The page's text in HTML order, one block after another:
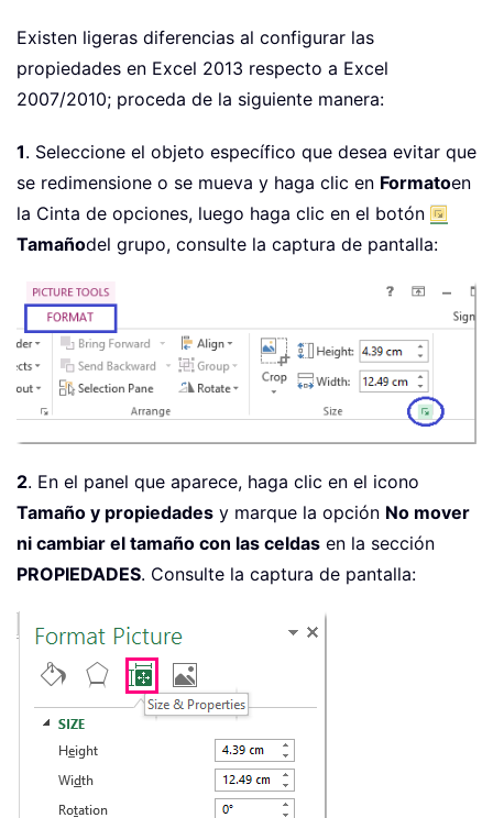
Existen ligeras diferencias al configurar las
propiedades en Excel 2013 respecto a Excel
2007/2010; proceda de la siguiente manera:
1. Seleccione el objeto específico que desea evitar que
se redimensione o se mueva y haga clic en Formatoen
la Cinta de opciones, luego haga clic en el botón
Tamañodel grupo, consulte la captura de pantalla:
2. En el panel que aparece, haga clic en el icono
Tamaño y propiedades y marque la opción No mover
ni cambiar el tamaño con las celdas en la sección
PROPIEDADES. Consulte la captura de pantalla: